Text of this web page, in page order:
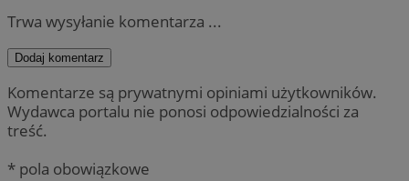
Trwa wysyłanie komentarza ...
Dodaj komentarz
Komentarze są prywatnymi opiniami użytkowników.
Wydawca portalu nie ponosi odpowiedzialności za
treść.
* pola obowiązkowe